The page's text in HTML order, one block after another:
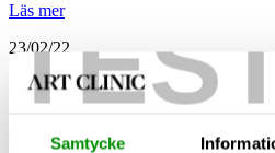
TEST
Samtycke
Läs mer
23/02/22
Öronplastik
Läs mer